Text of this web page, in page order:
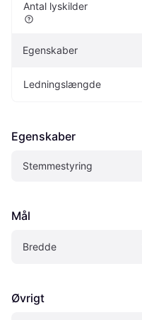
Antal lyskilder
Egenskaber
Ledningslængde
Egenskaber
Stemmestyring
Mål
Bredde
Øvrigt